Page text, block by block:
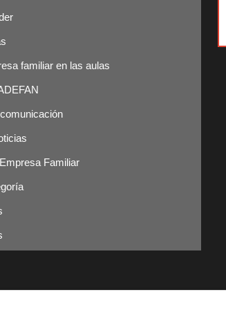
familiar en las aulas
Familiar